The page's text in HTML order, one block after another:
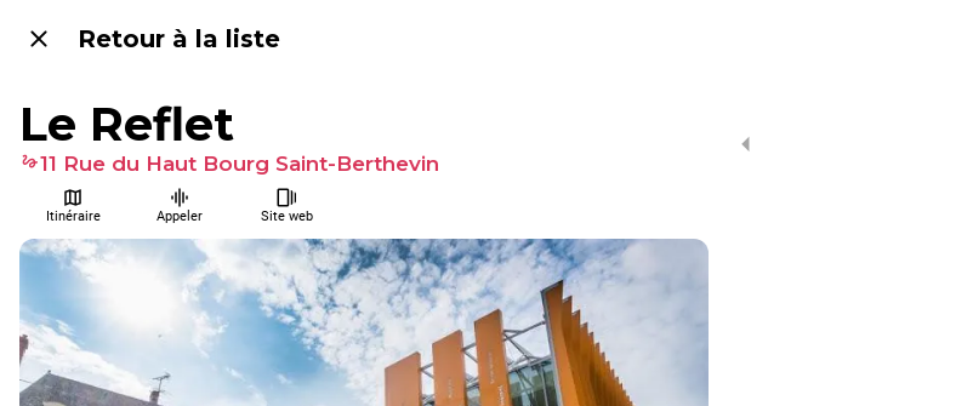
Retour à la liste
Le Reflet
11 Rue du Haut Bourg Saint-Berthevin
Itinéraire Appeler Site web